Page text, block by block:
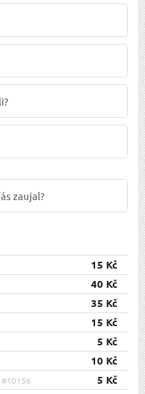
15 Kč
40 Kč
35 Kč
15 Kč
5 Kč
10 Kč
#10156 5 Kč